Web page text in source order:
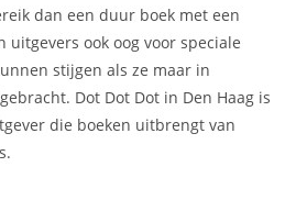
dan een duur boek met een
uitgevers ook oog voor speciale
stijgen als ze maar in
Dot Dot Dot in Den Haag is
die boeken uitbrengt van